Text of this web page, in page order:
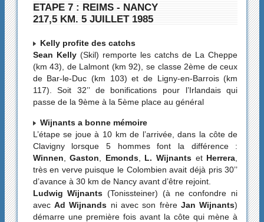
ETAPE 7 : REIMS - NANCY
217,5 KM. 5 JUILLET 1985
Kelly profite des catchs
Sean Kelly(Skil) remporte les catchs de La Cheppe
(km 43), de Lalmont (km 92), se classe 2ème de ceux
de Bar-le-Duc (km 103) et de Ligny-en-Barrois (km
117). Soit 32’’ de bonifications pour l’Irlandais qui
passe de la 9ème à la 5ème place au général
Wijnants a bonne mémoire
L’étape se joue à 10 km de l’arrivée, dans la côte de
Clavigny lorsque 5 hommes font la différence :
Winnen ,Gaston Emonds, L. Wijnants etHerrera
très en verve puisque le Colombien avait déjà pris 30’’
d’avance à 30 km de Nancy avant d’être rejoint.
Ludwig Wijnants (Tonissteiner) (à ne confondre ni
avec Ad Wijnands ni avec son frèreJan Wijnants)
démarre une première fois avant la côte qui mène à